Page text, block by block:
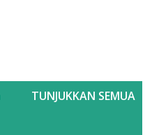
TUNJUKKAN SEMUA